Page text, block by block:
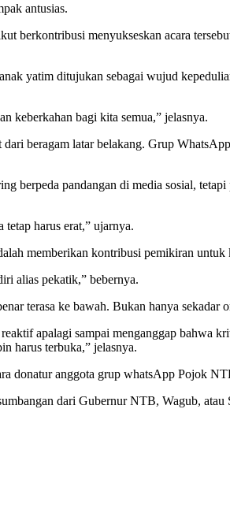
antusias.
berkontribusi menyukseskan acara
yatim ditujukan sebagai wujud
keberkahan bagi kita semua,” jelasnya.
beragam latar belakang. Grup
berpeda pandangan di media sosial,
harus erat,” ujarnya.
memberikan kontribusi pemikiran untuk
alias pekatik,” bebernya.
terasa ke bawah. Bukan hanya sekadar
apalagi sampai menganggap bahwa
harus terbuka,” jelasnya.
donatur anggota grup whatsApp Pojok
dari Gubernur NTB, Wagub,